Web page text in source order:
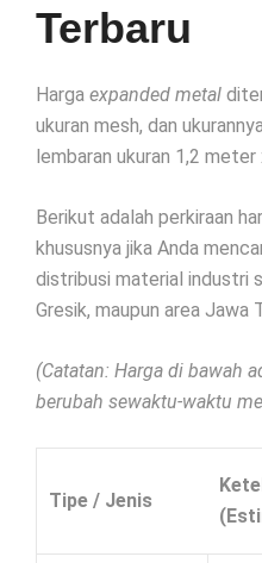
Terbaru
Harga expanded metal
ukuran mesh, dan
lembaran ukuran 1,2
Berikut adalah perkiraan
khususnya jika Anda
distribusi material industri
Gresik, maupun area Jawa
(Catatan: Harga di bawah
berubah sewaktu-waktu
Tipe / Jenis